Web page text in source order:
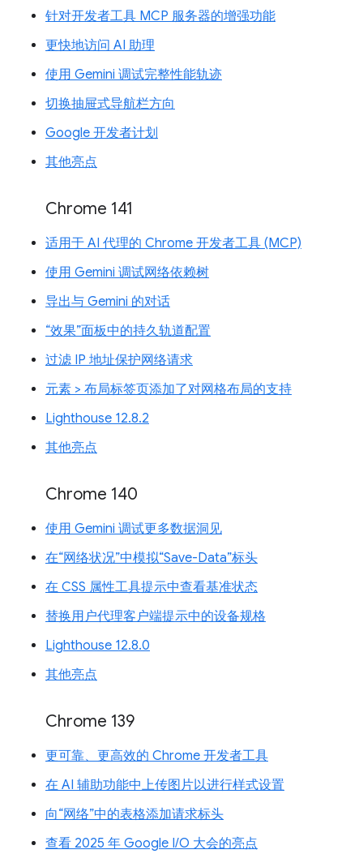
针对开发者工具 MCP 服务器的增强功能
更快地访问 AI 助理
使用 Gemini 调试完整性能轨迹
切换抽屉式导航栏方向
Google 开发者计划
其他亮点
Chrome 141
适用于 AI 代理的 Chrome 开发者工具 (MCP)
使用 Gemini 调试网络依赖树
导出与 Gemini 的对话
“效果”面板中的持久轨道配置
过滤 IP 地址保护网络请求
元素 > 布局标签页添加了对网格布局的支持
Lighthouse 12.8.2
其他亮点
Chrome 140
使用 Gemini 调试更多数据洞见
在“网络状况”中模拟“Save-Data”标头
在 CSS 属性工具提示中查看基准状态
替换用户代理客户端提示中的设备规格
Lighthouse 12.8.0
其他亮点
Chrome 139
更可靠、更高效的 Chrome 开发者工具
在 AI 辅助功能中上传图片以进行样式设置
向“网络”中的表格添加请求标头
查看 2025 年 Google I/O 大会的亮点